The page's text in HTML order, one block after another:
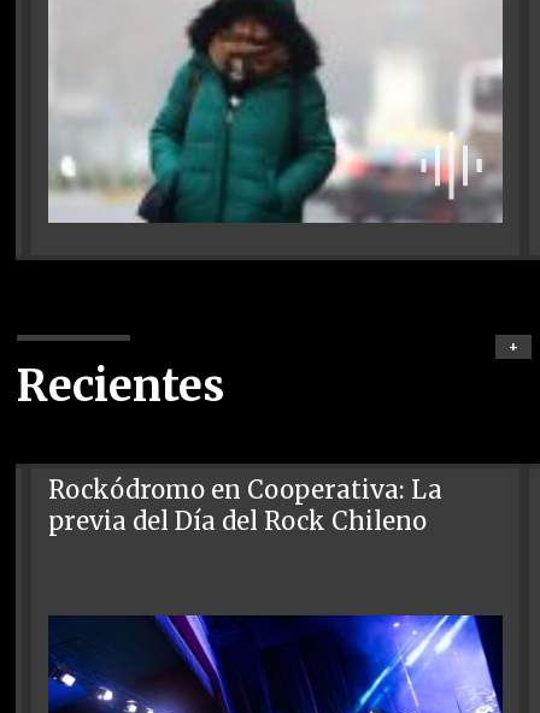
Recientes
+
Rockódromo en Cooperativa: La
previa del Día del Rock Chileno